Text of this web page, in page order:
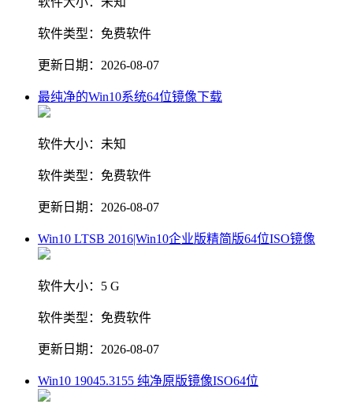
软件类型： 免费软件
更新日期： 2026-08-07
最纯净的Win10系统64位镜像下载
软件大小： 未知
软件类型： 免费软件
更新日期： 2026-08-07
Win10 LTSB 2016|Win10企业版精简版64位ISO镜像
软件大小： 5 G
软件类型： 免费软件
更新日期： 2026-08-07
Win10 19045.3155 纯净原版镜像ISO64位